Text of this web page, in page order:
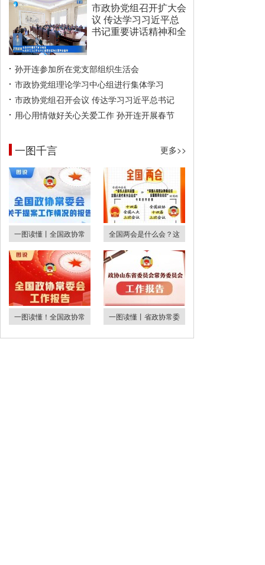
市政协党组召开扩大会
议 传达学习习近平总
书记重要讲话精神和全
孙开连参加所在党支部组织生活会
市政协党组理论学习中心组进行集体学习
市政协党组召开会议 传达学习习近平总书记
用心用情做好关心关爱工作 孙开连开展春节
一图千言 更多>>
一图读懂丨全国政协常 全国两会是什么会？这
一图读懂！全国政协常 一图读懂丨省政协常委